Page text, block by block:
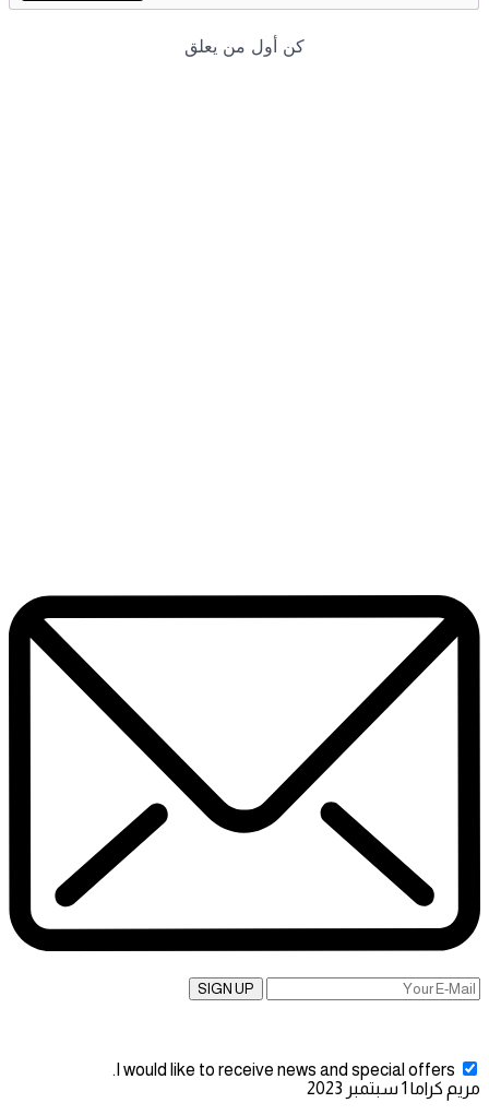
SIGN UP
I would like to receive news and special offers.
مريم كراما 1 سبتمبر 2023